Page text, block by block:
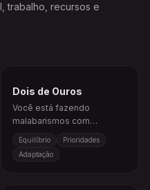
trabalho, recursos e
Dois de Ouros
Você está fazendo
malabarismos com
responsabilidades e
aprendendo a se manter
flexível.
Equilíbrio
Prioridades
Adaptação